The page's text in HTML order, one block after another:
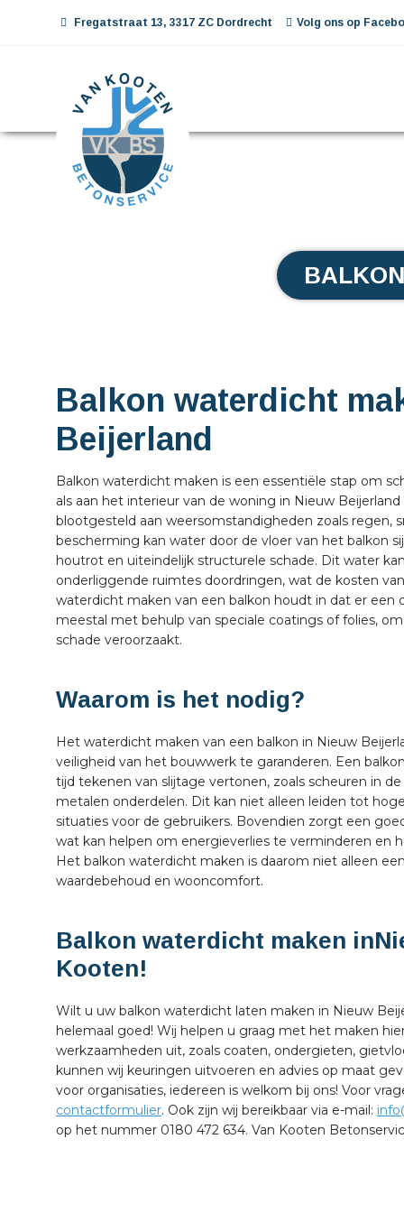
Fregatstraat 13, 3317 ZC Dordrecht Volg ons op
Balkon waterdicht
Beijerland
Balkon waterdicht maken is een essentiële stap om
als aan het interieur van de woning in Nieuw
blootgesteld aan weersomstandigheden zoals regen,
bescherming kan water door de vloer van het balkon
houtrot en uiteindelijk structurele schade. Dit water
onderliggende ruimtes doordringen, wat de kosten
waterdicht maken van een balkon houdt in dat er een
meestal met behulp van speciale coatings of folies,
schade veroorzaakt.
Waarom is het nodig?
Het waterdicht maken van een balkon in Nieuw
veiligheid van het bouwwerk te garanderen. Een
tijd tekenen van slijtage vertonen, zoals scheuren in
metalen onderdelen. Dit kan niet alleen leiden tot
situaties voor de gebruikers. Bovendien zorgt een
wat kan helpen om energieverlies te verminderen en
Het balkon waterdicht maken is daarom niet alleen
waardebehoud en wooncomfort.
Balkon waterdicht maken
Kooten!
Wilt u uw balkon waterdicht laten maken in Nieuw
helemaal goed! Wij helpen u graag met het maken
werkzaamheden uit, zoals coaten, ondergieten,
kunnen wij keuringen uitvoeren en advies op maat
voor organisaties, iedereen is welkom bij ons! Voor
contactformulier. Ook zijn wij bereikbaar via e-mail:
op het nummer 0180 472 634. Van Kooten